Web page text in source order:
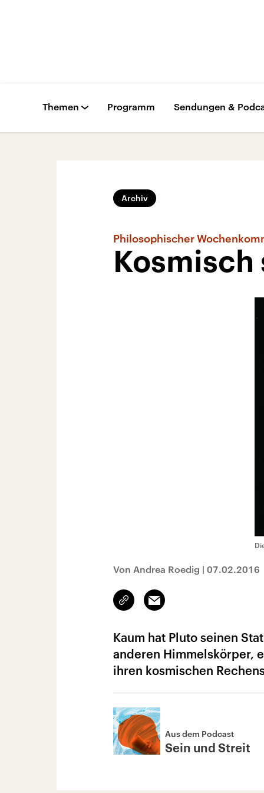
Themen Programm Sendungen &
Archiv
Philosophischer
Von Andrea Roedig | 07.02.2016
Link
kopieren/teilen
Email
Kaum hat Pluto seinen
anderen Himmelskörper,
ihren kosmischen
Aus dem Podcast
Sein und Streit